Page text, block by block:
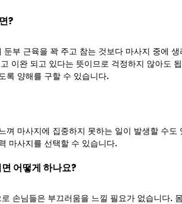
?
부 근육을 꽉 주고 참는 것보다 마사지 중에
이완 되고 있다는 뜻이므로 걱정하지 않아도
록 양해를 구할 수 있습니다.
껴 마사지에 집중하지 못하는 일이 발생할 수도
마사지를 선택할 수 있습니다.
어떻게 하나요?
손님들은 부끄러움을 느낄 필요가 없습니다.